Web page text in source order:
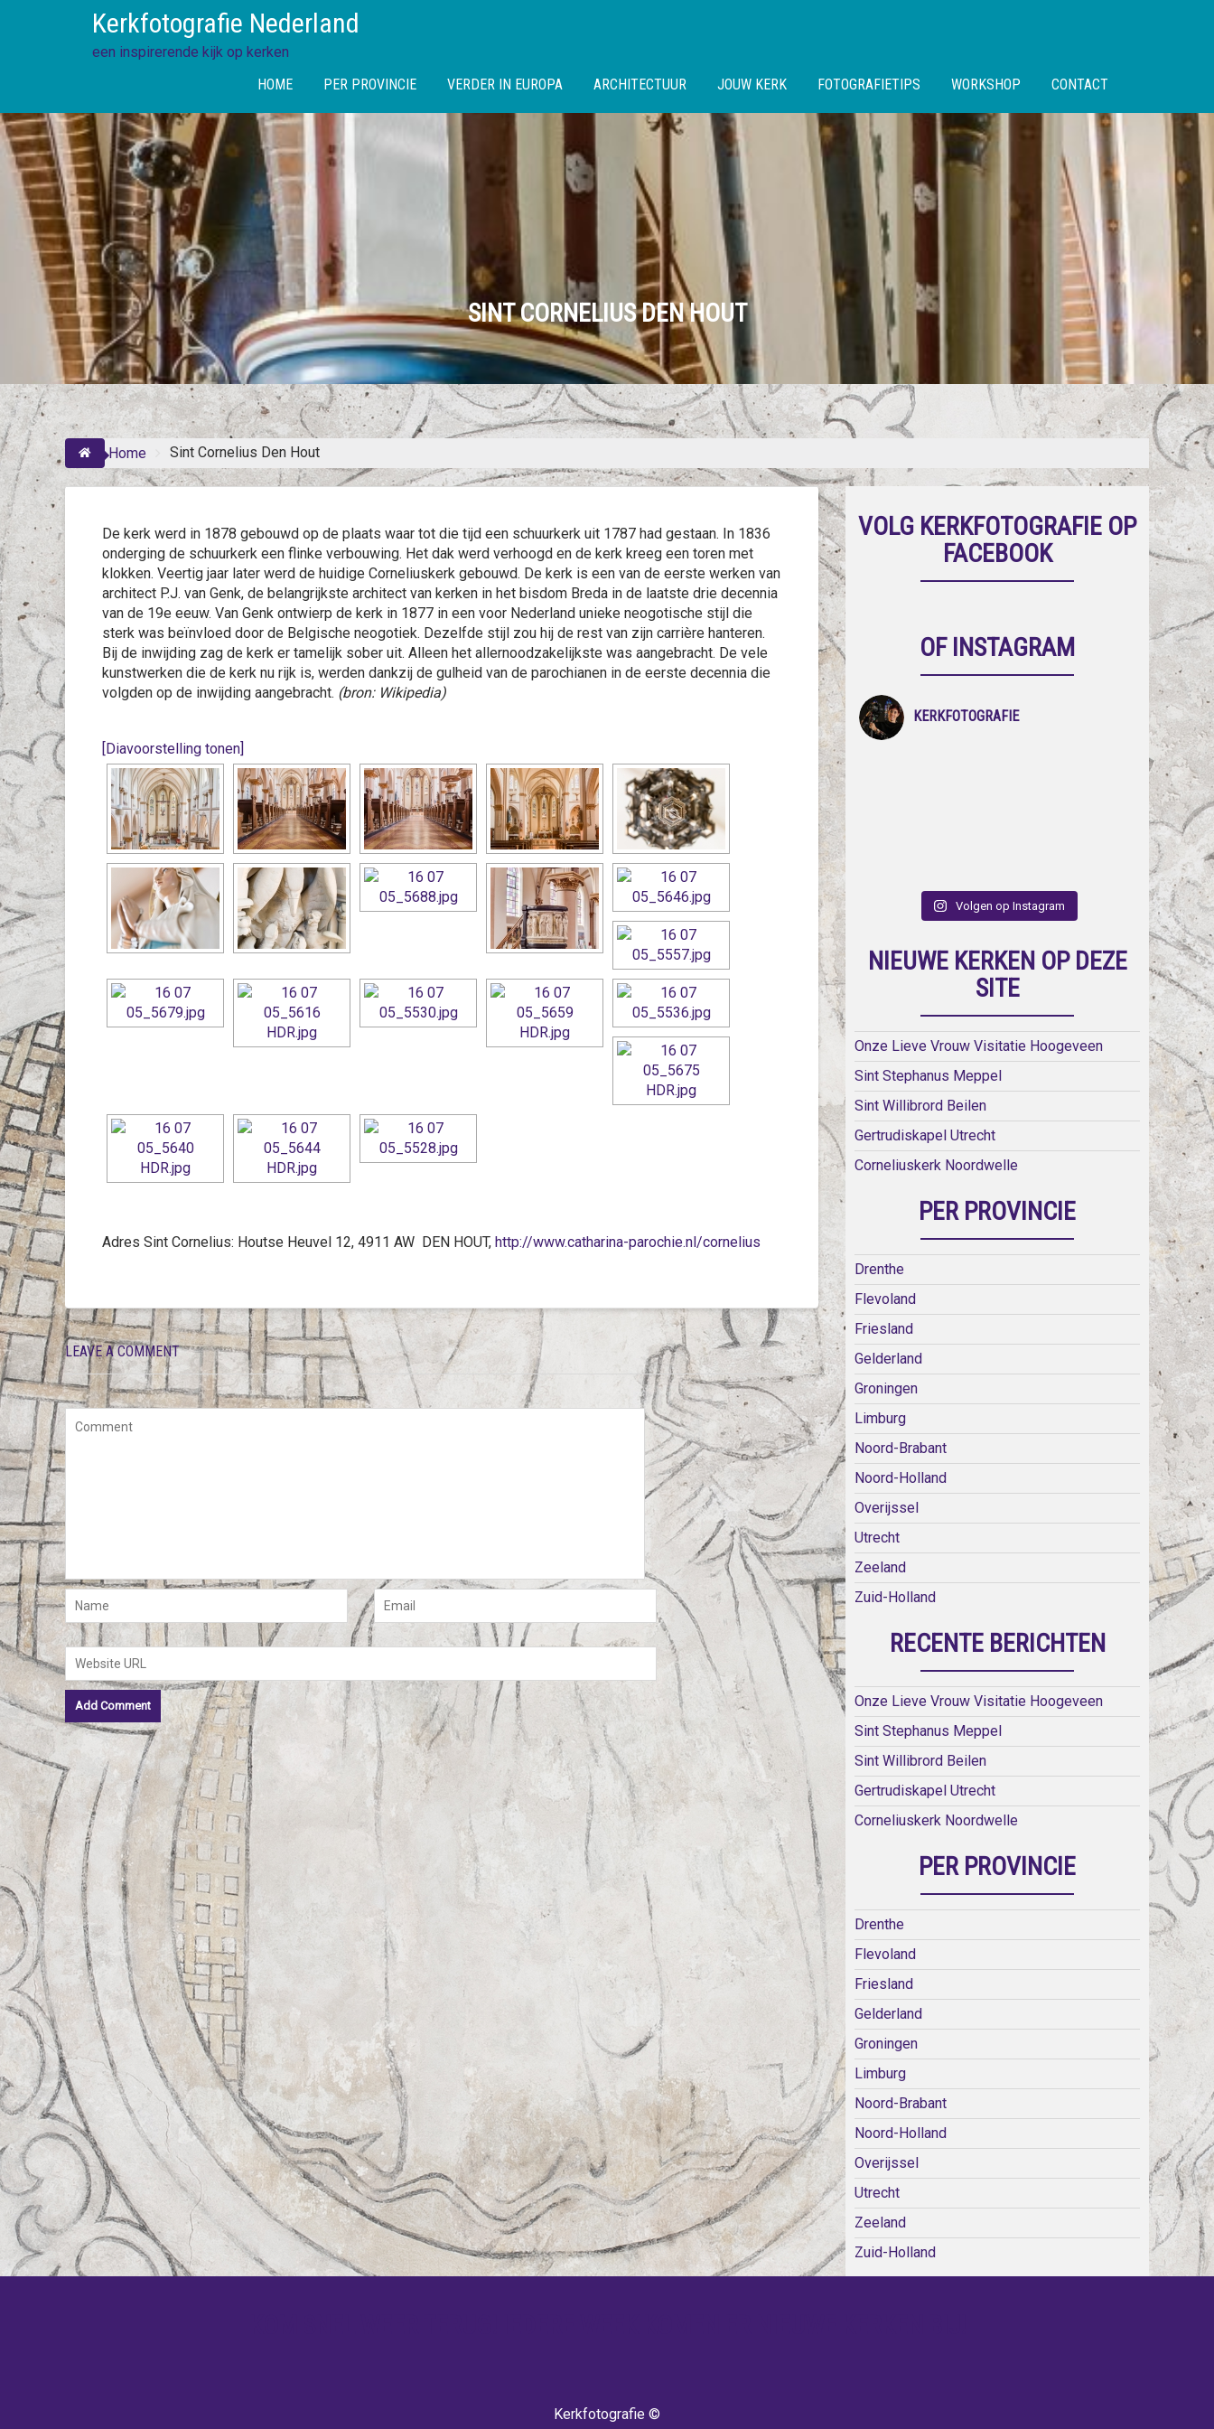
Kerkfotografie Nederland
een inspirerende kijk op kerken
HOME
PER PROVINCIE VERDER IN EUROPA ARCHITECTUUR JOUW KERK FOTOGRAFIETIPS WORKSHOP CONTACT
SINT CORNELIUS DEN HOUT
Home Sint Cornelius Den Hout
De kerk werd in 1878 gebouwd op de plaats waar tot die tijd een schuurkerk uit 1787 had gestaan. In 1836
onderging de schuurkerk een flinke verbouwing. Het dak werd verhoogd en de kerk kreeg een toren met
klokken. Veertig jaar later werd de huidige Corneliuskerk gebouwd. De kerk is een van de eerste werken van
architect P.J. van Genk, de belangrijkste architect van kerken in het bisdom Breda in de laatste drie decennia
van de 19e eeuw. Van Genk ontwierp de kerk in 1877 in een voor Nederland unieke neogotische stijl die
sterk was beïnvloed door de Belgische neogotiek. Dezelfde stijl zou hij de rest van zijn carrière hanteren.
Bij de inwijding zag de kerk er tamelijk sober uit. Alleen het allernoodzakelijkste was aangebracht. De vele
kunstwerken die de kerk nu rijk is, werden dankzij de gulheid van de parochianen in de eerste decennia die
volgden op de inwijding aangebracht. (bron: Wikipedia)
[Diavoorstelling tonen]
Adres Sint Cornelius: Houtse Heuvel 12, 4911 AW DEN HOUT, http://www.catharina-parochie.nl/cornelius
LEAVE A COMMENT
VOLG KERKFOTOGRAFIE OP
FACEBOOK
OF INSTAGRAM
KERKFOTOGRAFIE
Volgen op Instagram
NIEUWE KERKEN OP DEZE
SITE
Onze Lieve Vrouw Visitatie Hoogeveen
Sint Stephanus Meppel
Sint Willibrord Beilen
Gertrudiskapel Utrecht
Corneliuskerk Noordwelle
PER PROVINCIE
Drenthe
Flevoland
Friesland
Gelderland
Groningen
Limburg
Noord-Brabant
Noord-Holland
Overijssel
Utrecht
Zeeland
Zuid-Holland
RECENTE BERICHTEN
Onze Lieve Vrouw Visitatie Hoogeveen
Sint Stephanus Meppel
Sint Willibrord Beilen
Gertrudiskapel Utrecht
Corneliuskerk Noordwelle
PER PROVINCIE
Drenthe
Flevoland
Friesland
Gelderland
Groningen
Limburg
Noord-Brabant
Noord-Holland
Overijssel
Utrecht
Zeeland
Zuid-Holland
Kerkfotografie ©